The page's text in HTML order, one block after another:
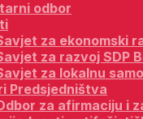
odbor
za ekonomski
za razvoj SDP
za lokalnu
Predsjedništva
za afirmaciju i